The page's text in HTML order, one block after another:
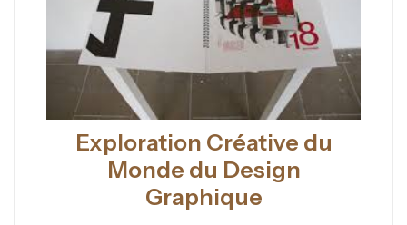
Exploration Créative du
Monde du Design
Graphique